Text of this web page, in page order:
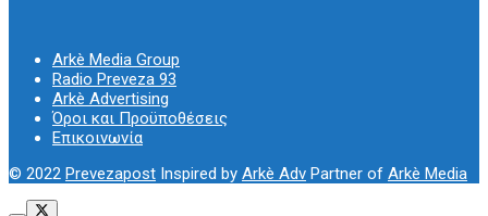
Arkè Media Group
Radio Preveza 93
Arkè Advertising
Όροι και Προϋποθέσεις
Επικοινωνία
© 2022 Prevezapost Inspired by Arkè Adv Partner of Arkè Media